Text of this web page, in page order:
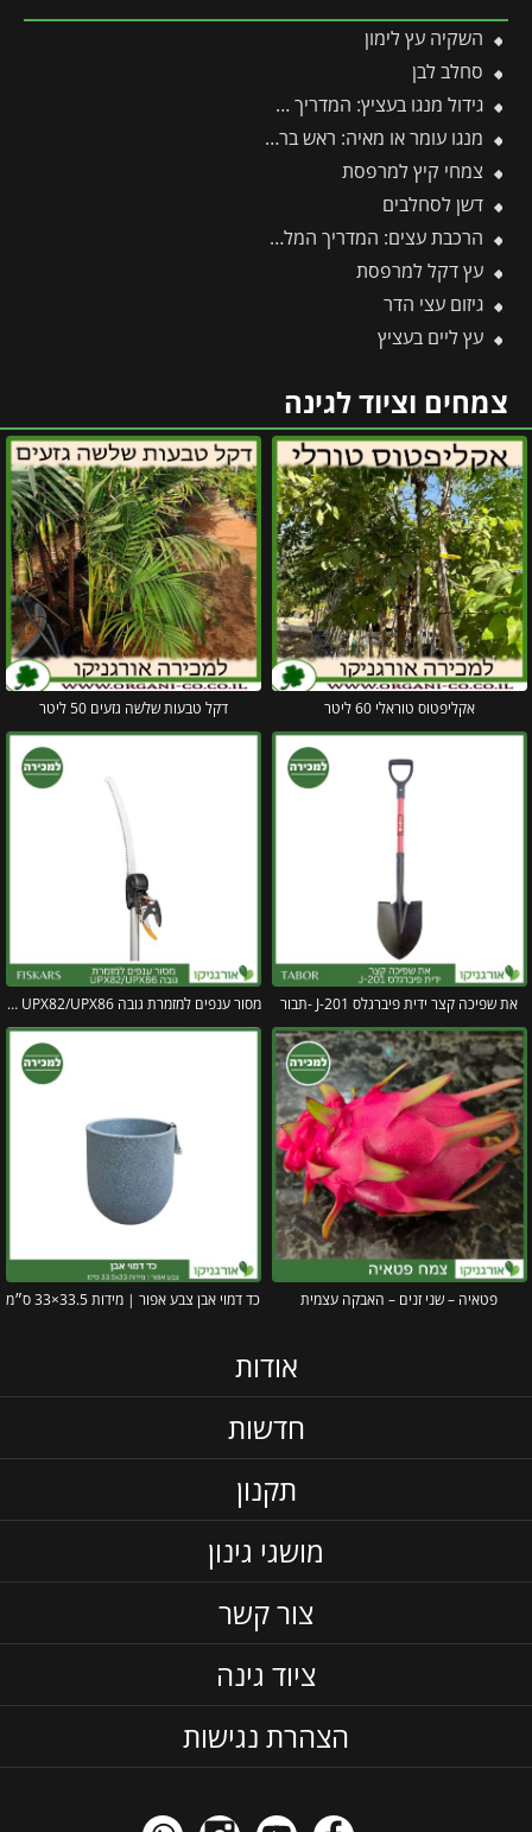
השקיה עץ לימון
סחלב לבן
גידול מנגו בעציץ: המדריך המלא למקסום פרי במרפסת ובגינה
מנגו עומר או מאיה: ראש בראש – מי מהם עדיף לגדל בגינה?
צמחי קיץ למרפסת
דשן לסחלבים
הרכבת עצים: המדריך המלא להרכבת עצי פרי בגינה 🌳
עץ דקל למרפסת
גיזום עצי הדר
עץ ליים בעציץ
צמחים וציוד לגינה
אקליפטוס טוראלי 60 ליטר דקל טבעות שלשה גזעים 50 ליטר
את שפיכה קצר ידית פיברגלס J-201 -תבור מסור ענפים למזמרת גובה UPX82/UPX86 פיסקארס
פטאיה – שני זנים – האבקה עצמית כד דמוי אבן צבע אפור | מידות 33.5×33 ס״מ
אודות
חדשות
תקנון
מושגי גינון
צור קשר
ציוד גינה
הצהרת נגישות